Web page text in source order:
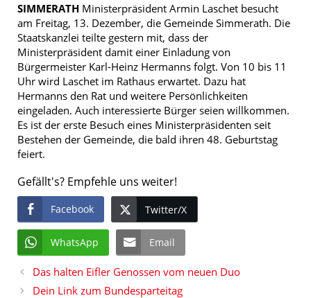
SIMMERATH Ministerpräsident Armin Laschet besucht
am Freitag, 13. Dezember, die Gemeinde Simmerath. Die
Staatskanzlei teilte gestern mit, dass der
Ministerpräsident damit einer Einladung von
Bürgermeister Karl-Heinz Hermanns folgt. Von 10 bis 11
Uhr wird Laschet im Rathaus erwartet. Dazu hat
Hermanns den Rat und weitere Persönlichkeiten
eingeladen. Auch interessierte Bürger seien willkommen.
Es ist der erste Besuch eines Ministerpräsidenten seit
Bestehen der Gemeinde, die bald ihren 48. Geburtstag
feiert.
Gefällt's? Empfehle uns weiter!
Facebook Twitter/X
WhatsApp Email
Das halten Eifler Genossen vom neuen Duo
Dein Link zum Bundesparteitag